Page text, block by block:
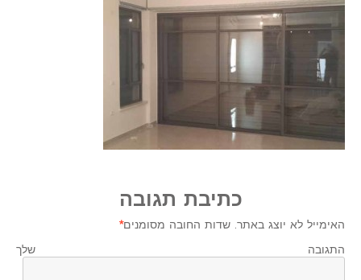
כתיבת תגובה
האימייל לא יוצג באתר. שדות החובה מסומנים*
התגובה שלך